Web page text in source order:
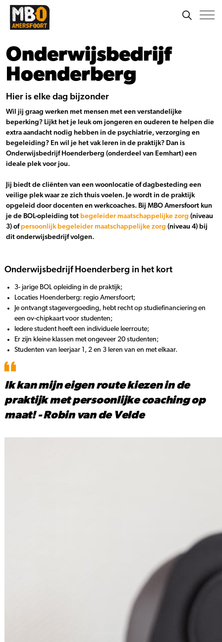
Onderwijsbedrijf
Hoenderberg
Hier is elke dag bijzonder
Wil jij graag werken met mensen met een verstandelijke
beperking? Lijkt het je leuk om jongeren en ouderen te helpen die
extra aandacht nodig hebben in de psychiatrie, verzorging en
begeleiding? En wil je het vak leren in de praktijk? Dan is
Onderwijsbedrijf Hoenderberg (onderdeel van Eemhart) een
ideale plek voor jou.
Jij biedt de cliënten van een woonlocatie of dagbesteding een
veilige plek waar ze zich thuis voelen. Je wordt in de praktijk
opgeleid door docenten en werkcoaches. Bij MBO Amersfoort kun
je de BOL-opleiding tot begeleider maatschappelijke zorg (niveau
3) ofpersoonlijk begeleider maatschappelijke zorg (niveau 4) bij
dit onderwijsbedrijf volgen.
Onderwijsbedrijf Hoenderberg in het kort
3- jarige BOL opleiding in de praktijk;
Locaties Hoenderberg: regio Amersfoort;
Je ontvangt stagevergoeding, hebt recht op studiefinanciering en
een ov-chipkaart voor studenten;
Iedere student heeft een individuele leerroute;
Er zijn kleine klassen met ongeveer 20 studenten;
Studenten van leerjaar 1, 2 en 3 leren van en met elkaar.
Ik kan mijn eigen route kiezen in de
praktijk met persoonlijke coaching op
maat! - Robin van de Velde